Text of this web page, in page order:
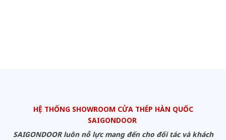
HỆ THỐNG SHOWROOM CỬA THÉP HÀN QUỐC
SAIGONDOOR
SAIGONDOOR luôn nỗ lực mang đến cho đối tác và khách